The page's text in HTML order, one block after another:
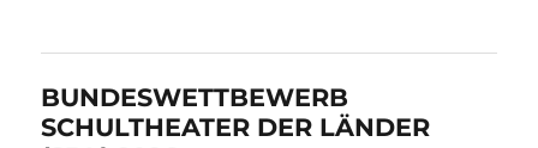
BUNDESWETTBEWERB
SCHULTHEATER DER LÄNDER